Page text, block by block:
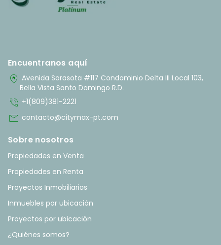
Encuentranos aquí
home_pin Avenida Sarasota #117 Condominio Delta III Local 103,
Bella Vista Santo Domingo R.D.
phone_in_talk +1(809)381-2221
mail contacto@citymax-pt.com
Sobre nosotros
Propiedades en Venta
Propiedades en Renta
Proyectos Inmobiliarios
Inmuebles por ubicación
Proyectos por ubicación
¿Quiénes somos?